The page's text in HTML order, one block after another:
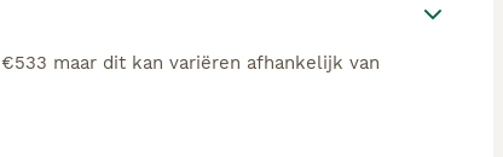
maar dit kan variëren afhankelijk van